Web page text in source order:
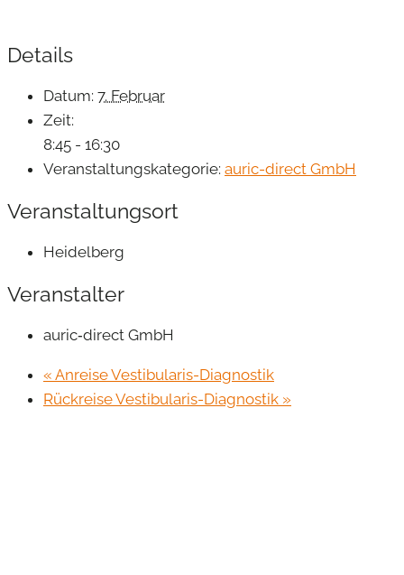
Details
Datum: 7. Februar
Zeit:
8:45 - 16:30
Veranstaltungskategorie: auric-direct GmbH
Veranstaltungsort
Heidelberg
Veranstalter
auric‐direct GmbH
« Anreise Vestibularis-Diagnostik
Rückreise Vestibularis-Diagnostik »